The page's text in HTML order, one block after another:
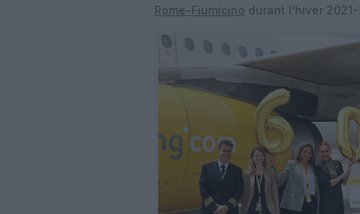
Rome-Fiumicino durant l’hiver